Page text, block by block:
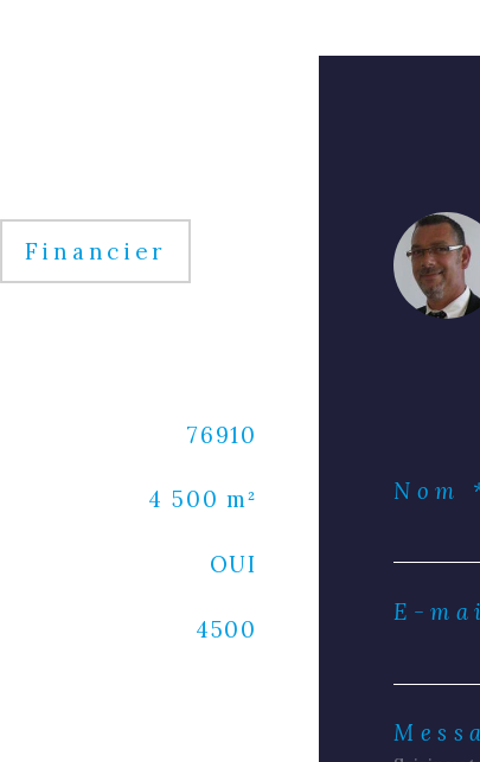
Financier
76910
4 500 m²
OUI
4500
Nom
E-